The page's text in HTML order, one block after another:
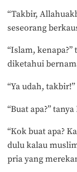
“Takbir,
seseorang
“Islam, kenapa?”
diketahui
“Ya udah,
“Buat apa?” tanya
“Kok buat apa?
dulu kalau
pria yang